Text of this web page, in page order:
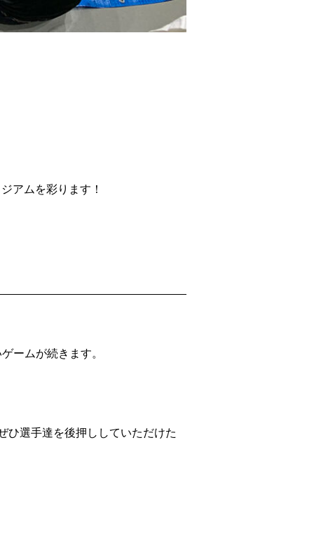
アムを彩ります！
ームが続きます。
ひ選手達を後押ししていただけた